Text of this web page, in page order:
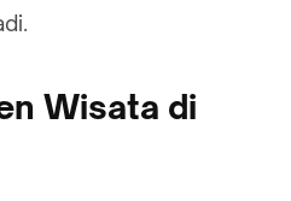
Wisata di